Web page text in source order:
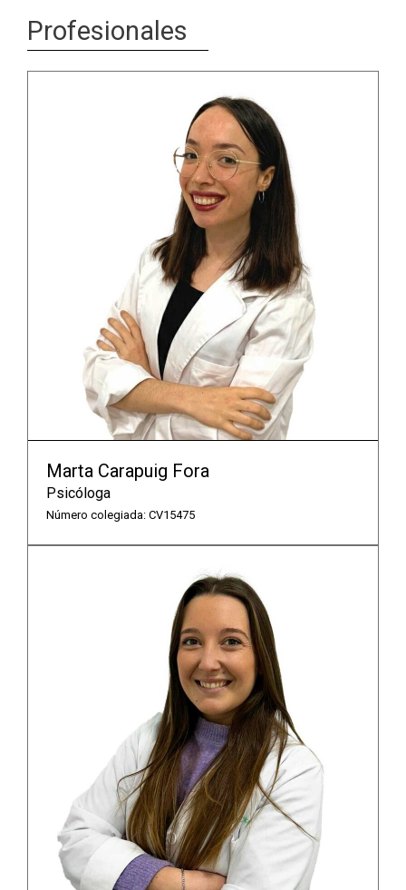
Profesionales
Marta Carapuig Fora
Psicóloga
Número colegiada: CV15475